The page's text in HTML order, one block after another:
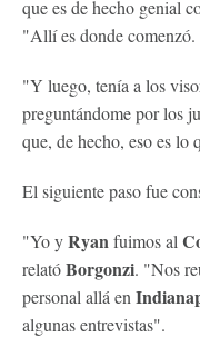
que es de hecho genial
"Allí es donde comenzó.
"Y luego, tenía a los
preguntándome por los
que, de hecho, eso es lo
El siguiente paso fue
"Yo yRyan fuimos al
relatóBorgonzi. "Nos
personal allá en
algunas entrevistas".